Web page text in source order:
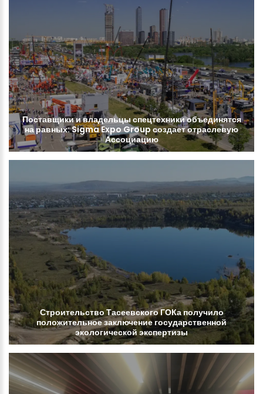
Поставщикиивладельцыспецтехникиобъединятся
наравных:SigmaExpoGroup создаетотраслевую
Ассоциацию
СтроительствоТасеевскогоГОКаполучило
положительноезаключениегосударственной
экологической экспертизы